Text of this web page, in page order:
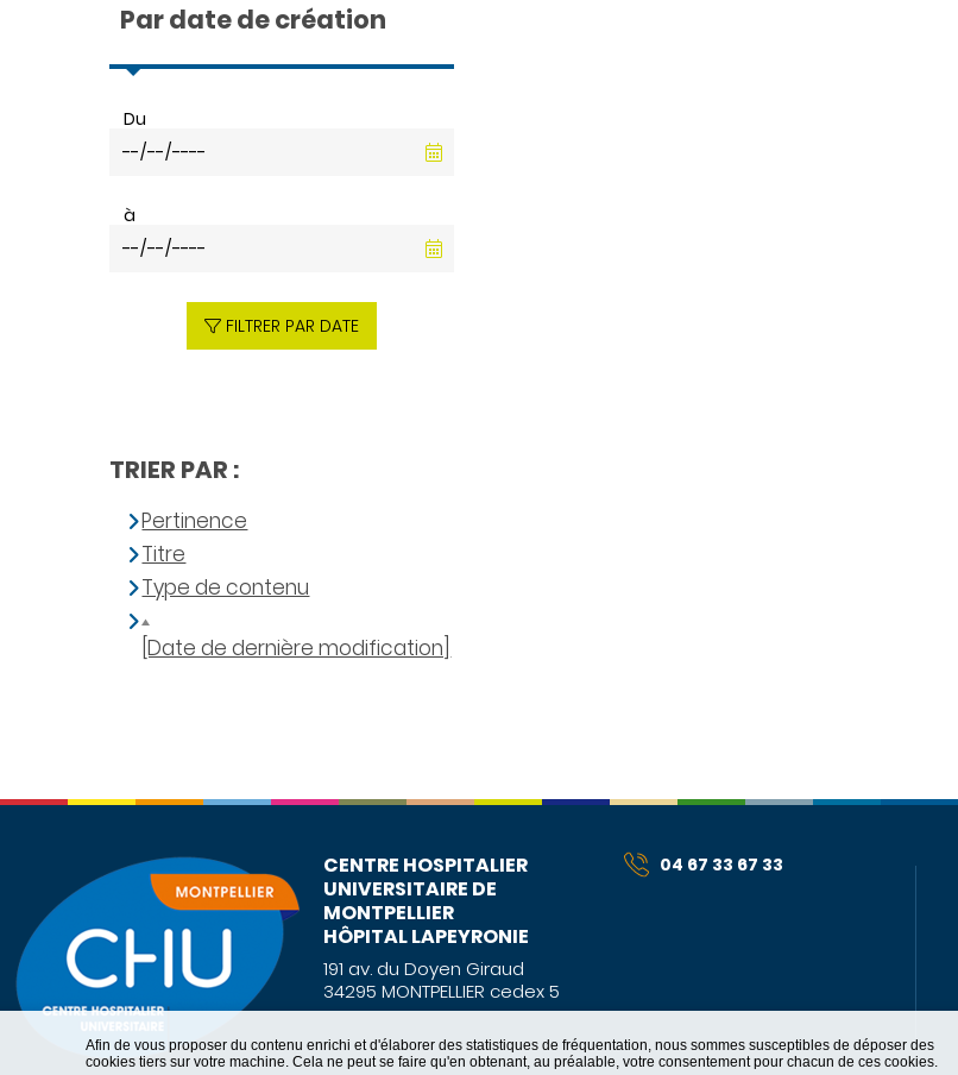
Afin de vous proposer du contenu enrichi et d'élaborer des statistiques de fréquentation, nous sommes susceptibles de déposer des
cookies tiers sur votre machine. Cela ne peut se faire qu'en obtenant, au préalable, votre consentement pour chacun de ces cookies.
Par date de création
Du
à
FILTRER PAR DATE
TRIER PAR :
Pertinence
Titre
Type de contenu
[Date de dernière modification]
CENTRE HOSPITALIER
UNIVERSITAIRE DE
MONTPELLIER
HÔPITAL LAPEYRONIE
191 av. du Doyen Giraud
34295 MONTPELLIER cedex 5
04 67 33 67 33